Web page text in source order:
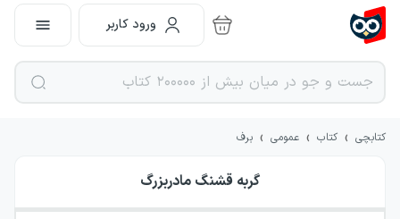
ورود کاربر
کتابچی › کتاب › عمومی › برف
گربه قشنگ مادربزرگ